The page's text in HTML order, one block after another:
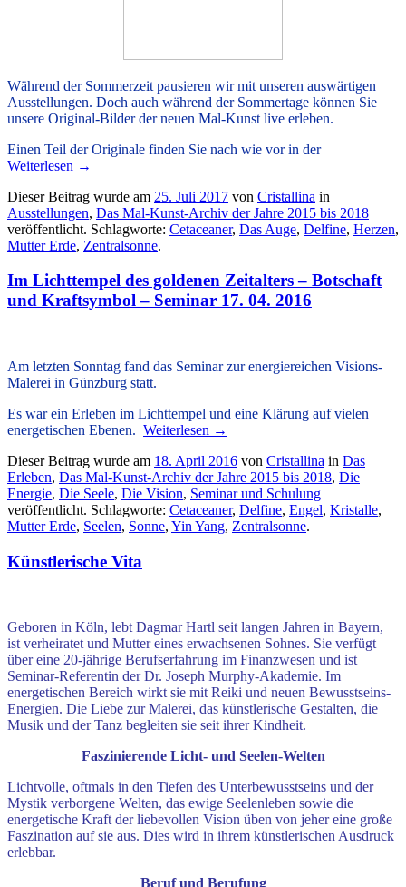
Während der Sommerzeit pausieren wir mit unseren auswärtigen
Ausstellungen. Doch auch während der Sommertage können Sie
unsere Original-Bilder der neuen Mal-Kunst live erleben.
Einen Teil der Originale finden Sie nach wie vor in der
Weiterlesen →
Dieser Beitrag wurde am 25. Juli 2017 von Cristallina in
Ausstellungen, Das Mal-Kunst-Archiv der Jahre 2015 bis 2018
veröffentlicht. Schlagworte: Cetaceaner, Das Auge, Delfine, Herzen,
Mutter Erde, Zentralsonne.
Im Lichttempel des goldenen Zeitalters – Botschaft
und Kraftsymbol – Seminar 17. 04. 2016
Am letzten Sonntag fand das Seminar zur energiereichen Visions-
Malerei in Günzburg statt.
Es war ein Erleben im Lichttempel und eine Klärung auf vielen
energetischen Ebenen. Weiterlesen →
Dieser Beitrag wurde am 18. April 2016 von Cristallina in Das
Erleben, Das Mal-Kunst-Archiv der Jahre 2015 bis 2018, Die
Energie, Die Seele, Die Vision, Seminar und Schulung
veröffentlicht. Schlagworte: Cetaceaner, Delfine, Engel, Kristalle,
Mutter Erde, Seelen, Sonne, Yin Yang, Zentralsonne.
Künstlerische Vita
Geboren in Köln, lebt Dagmar Hartl seit langen Jahren in Bayern,
ist verheiratet und Mutter eines erwachsenen Sohnes. Sie verfügt
über eine 20-jährige Berufserfahrung im Finanzwesen und ist
Seminar-Referentin der Dr. Joseph Murphy-Akademie. Im
energetischen Bereich wirkt sie mit Reiki und neuen Bewusstseins-
Energien. Die Liebe zur Malerei, das künstlerische Gestalten, die
Musik und der Tanz begleiten sie seit ihrer Kindheit.
Faszinierende Licht- und Seelen-Welten
Lichtvolle, oftmals in den Tiefen des Unterbewusstseins und der
Mystik verborgene Welten, das ewige Seelenleben sowie die
energetische Kraft der liebevollen Vision üben von jeher eine große
Faszination auf sie aus. Dies wird in ihrem künstlerischen Ausdruck
erlebbar.
Beruf und Berufung